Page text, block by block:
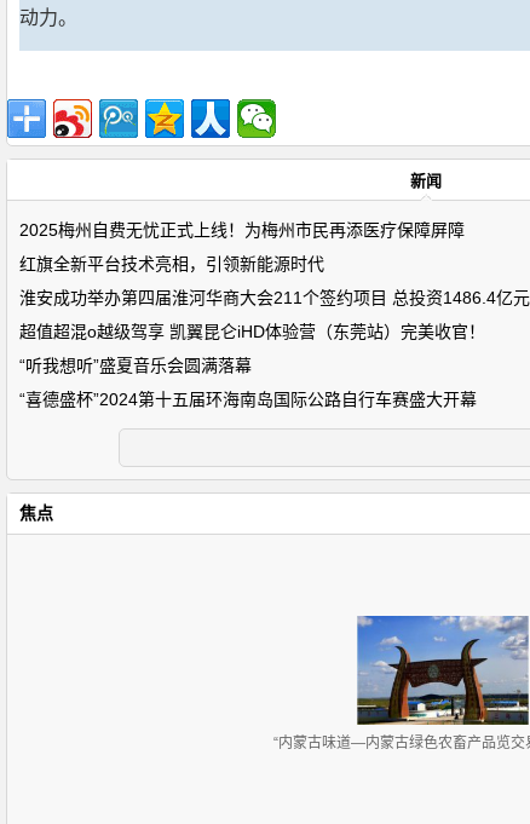
动力。
新闻
2025梅州自费无忧正式上线！为梅州市民再添医疗保障屏障
红旗全新平台技术亮相，引领新能源时代
淮安成功举办第四届淮河华商大会211个签约项目 总投资1486.4亿元
超值超混o越级驾享 凯翼昆仑iHD体验营（东莞站）完美收官！
“听我想听”盛夏音乐会圆满落幕
“喜德盛杯”2024第十五届环海南岛国际公路自行车赛盛大开幕
焦点
“内蒙古味道—内蒙古绿色农畜产品览交